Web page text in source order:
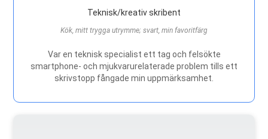
Teknisk/kreativ skribent
Kök, mitt trygga utrymme; svart, min favoritfärg
Var en teknisk specialist ett tag och felsökte
smartphone- och mjukvarurelaterade problem tills ett
skrivstopp fångade min uppmärksamhet.